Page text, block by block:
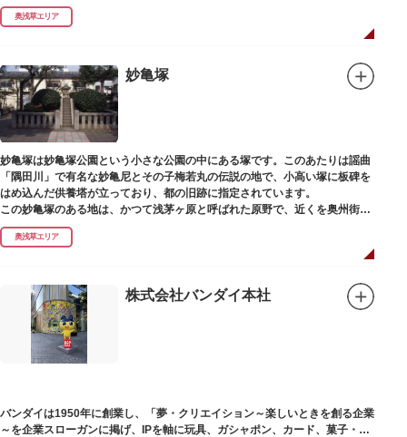
い掛け声とともに各町は活気にあふれます。
吉原弁財天は浅草名所七福神の一社・弁財天にあたり、七福神に関する授与
奥浅草エリア
妙亀塚
妙亀塚は妙亀塚公園という小さな公園の中にある塚です。このあたりは謡曲
「隅田川」で有名な妙亀尼とその子梅若丸の伝説の地で、小高い塚に板碑を
はめ込んだ供養塔が立っており、都の旧跡に指定されています。
この妙亀塚のある地は、かつて浅茅ヶ原と呼ばれた原野で、近くを奥州街道
が通じていました。妙亀塚は「梅若伝説」にちなんだ名称です。「梅若伝
説」とは平安時代、吉田少将惟房の子・梅若が、信夫藤太という人買いにさ
らわれ、都から奥州へつれて行かれる途中、重い病にかかりこの地に捨てら
田川岸で里人から梅若の死を知らされ、髪をおろして妙亀尼と称し庵を結ん
だ、という説話です。謡曲『隅田川』はこの伝説をもとにしています。
塚の上には板碑が祀られています。この板碑には「弘安十一年戊子五月二十
二日孝子敬白」と刻まれており、区内でも古いものです。しかし妙亀塚と板
碑との関係は、明らかではありません。
奥浅草エリア
株式会社バンダイ本社
バンダイは1950年に創業し、「夢・クリエイション～楽しいときを創る企業
～を企業スローガンに掲げ、IPを軸に玩具、ガシャポン、カード、菓子・食